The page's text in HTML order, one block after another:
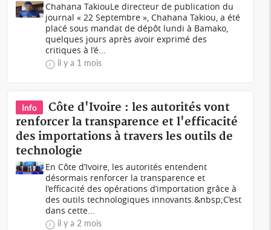
Chahana TakiouLe directeur de publication du
journal « 22 Septembre », Chahana Takiou, a été
placé sous mandat de dépôt lundi à Bamako,
quelques jours après avoir exprimé des
critiques à l’é...
il y a 1 mois
Info
Côte d'Ivoire : les autorités vont
renforcer la transparence et l'efficacité
des importations à travers les outils de
technologie
En Côte d’Ivoire, les autorités entendent
désormais renforcer la transparence et
l’efficacité des opérations d’importation grâce à
des outils technologiques innovants.&nbsp;C’est
dans cette...
il y a 2 mois